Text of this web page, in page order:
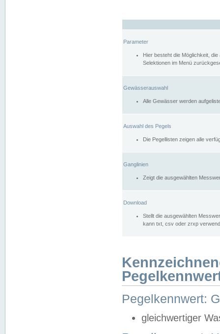
Parameter
Hier besteht die Möglichkeit,
Selektionen im Menü
Gewässerauswahl
Alle Gewässer werden
Auswahl des Pegels
Die Pegellisten zeigen alle
Ganglinien
Zeigt die ausgewählten
Download
Stellt die ausgewählten
kann txt, csv oder zrxp
Pegelkennwert:
gleichwertiger